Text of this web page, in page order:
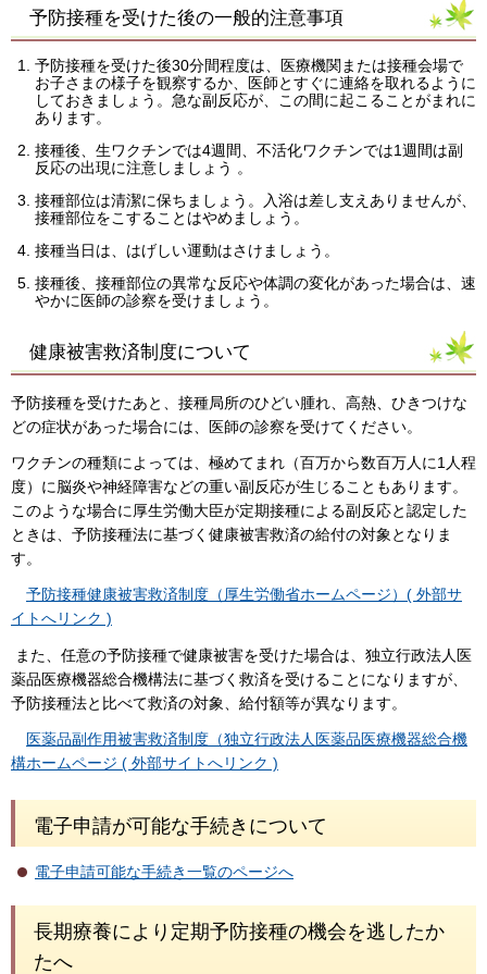
予防接種を受けた後の一般的注意事項
予防接種を受けた後30分間程度は、医療機関または接種会場で
お子さまの様子を観察するか、医師とすぐに連絡を取れるように
しておきましょう。急な副反応が、この間に起こることがまれに
あります。
接種後、生ワクチンでは4週間、不活化ワクチンでは1週間は副
反応の出現に注意しましょう 。
接種部位は清潔に保ちましょう。入浴は差し支えありませんが、
接種部位をこすることはやめましょう。
接種当日は、はげしい運動はさけましょう。
接種後、接種部位の異常な反応や体調の変化があった場合は、速
やかに医師の診察を受けましょう。
健康被害救済制度について
予防接種を受けたあと、接種局所のひどい腫れ、高熱、ひきつけな
どの症状があった場合には、医師の診察を受けてください。
ワクチンの種類によっては、極めてまれ（百万から数百万人に1人程
度）に脳炎や神経障害などの重い副反応が生じることもあります。
このような場合に厚生労働大臣が定期接種による副反応と認定した
ときは、予防接種法に基づく健康被害救済の給付の対象となりま
す。
予防接種健康被害救済制度（厚生労働省ホームページ）( 外部サ
イトへリンク )
また、任意の予防接種で健康被害を受けた場合は、独立行政法人医
薬品医療機器総合機構法に基づく救済を受けることになりますが、
予防接種法と比べて救済の対象、給付額等が異なります。
医薬品副作用被害救済制度（独立行政法人医薬品医療機器総合機
構ホームページ ( 外部サイトへリンク )
電子申請が可能な手続きについて
電子申請可能な手続き一覧のページへ
長期療養により定期予防接種の機会を逃したか
たへ